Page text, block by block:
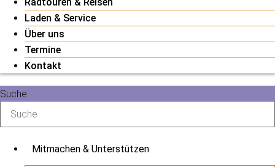
Laden & Service
Über uns
Termine
Kontakt
Suche
Mitmachen & Unterstützen